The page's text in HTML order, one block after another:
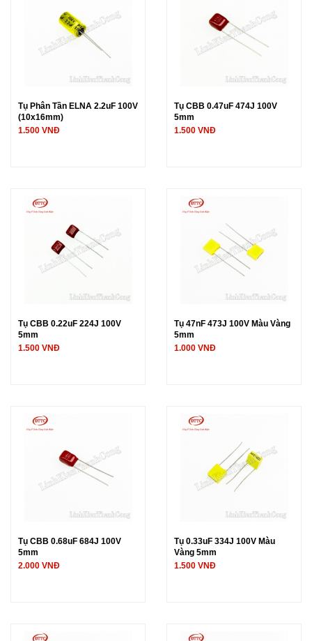
Tụ Phân Tần ELNA 2.2uF 100V
(10x16mm)
1.500 VNĐ
Tụ CBB 0.47uF 474J 100V
5mm
1.500 VNĐ
Tụ CBB 0.22uF 224J 100V
5mm
1.500 VNĐ
Tụ 47nF 473J 100V Màu Vàng
5mm
1.000 VNĐ
Tụ CBB 0.68uF 684J 100V
5mm
2.000 VNĐ
Tụ 0.33uF 334J 100V Màu
Vàng 5mm
1.500 VNĐ